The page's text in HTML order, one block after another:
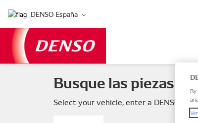
DENSO España
Busque las piezas de
Select your vehicle, enter a DENSO or
By